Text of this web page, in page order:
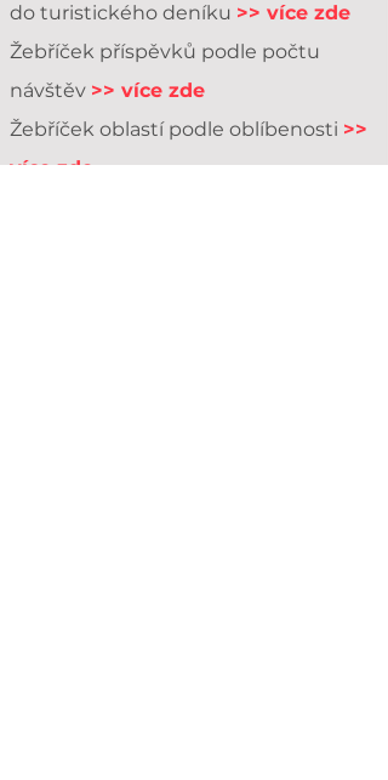
do turistického deníku >> více zde
Žebříček příspěvků podle počtu
návštěv >> více zde
Žebříček oblastí podle oblíbenosti >>
více zde